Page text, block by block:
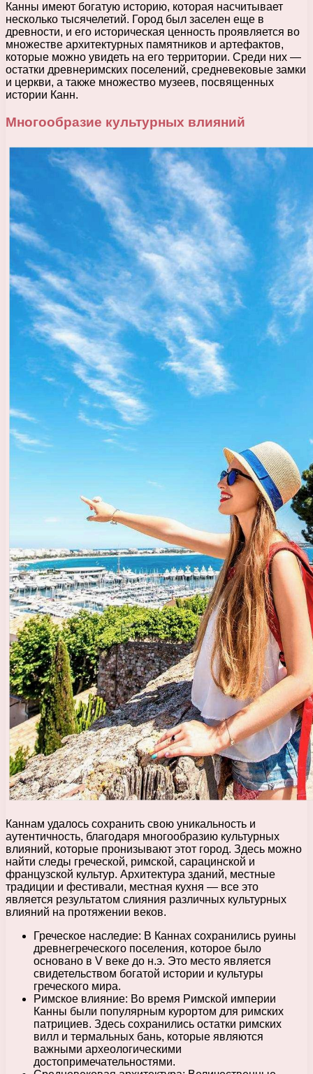
Канны имеют богатую историю, которая насчитывает
несколько тысячелетий. Город был заселен еще в
древности, и его историческая ценность проявляется во
множестве архитектурных памятников и артефактов,
которые можно увидеть на его территории. Среди них —
остатки древнеримских поселений, средневековые замки
и церкви, а также множество музеев, посвященных
истории Канн.
Многообразие культурных влияний
Каннам удалось сохранить свою уникальность и
аутентичность, благодаря многообразию культурных
влияний, которые пронизывают этот город. Здесь можно
найти следы греческой, римской, сарацинской и
французской культур. Архитектура зданий, местные
традиции и фестивали, местная кухня — все это
является результатом слияния различных культурных
влияний на протяжении веков.
Греческое наследие: В Каннах сохранились руины
древнегреческого поселения, которое было
основано в V веке до н.э. Это место является
свидетельством богатой истории и культуры
греческого мира.
Римское влияние: Во время Римской империи
Канны были популярным курортом для римских
патрициев. Здесь сохранились остатки римских
вилл и термальных бань, которые являются
важными археологическими
достопримечательностями.